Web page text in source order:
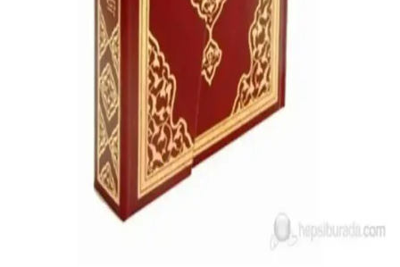
Elmalılı Hamdi Yazır'ın Yüce Meali ile Türkçe Kur'an, rahat
okunabilirlik ve taşınabilirlik sunar. Kaliteli baskı ve tasarımıyla
manevi yolculuğunuzda güvenilir bir kaynak olur.
Merve Yayınları Sesli ve Görsel Kur'an-ı Kerim ile
Dini Bilgilerinizi Geliştirin
Kaliteli materyal ve teknolojik özelliklerle donatılmış Merve
Yayınları'nın sesli ve görsel Kur'an-ı Kerim'i, kolay kullanım ve
yüksek dayanıklılık sunar, dini eğitimde yeni bir deneyim sağlar.
Merve Yayınları Kur'an-ı Kerim Bilgisayar Hatlı
Mavi Rahle Boyu Detaylı İnceleme